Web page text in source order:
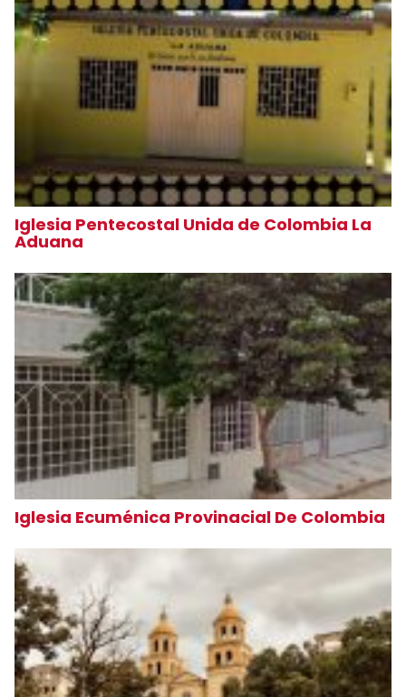
Iglesia Pentecostal Unida de Colombia La
Aduana
Iglesia Ecuménica Provinacial De Colombia